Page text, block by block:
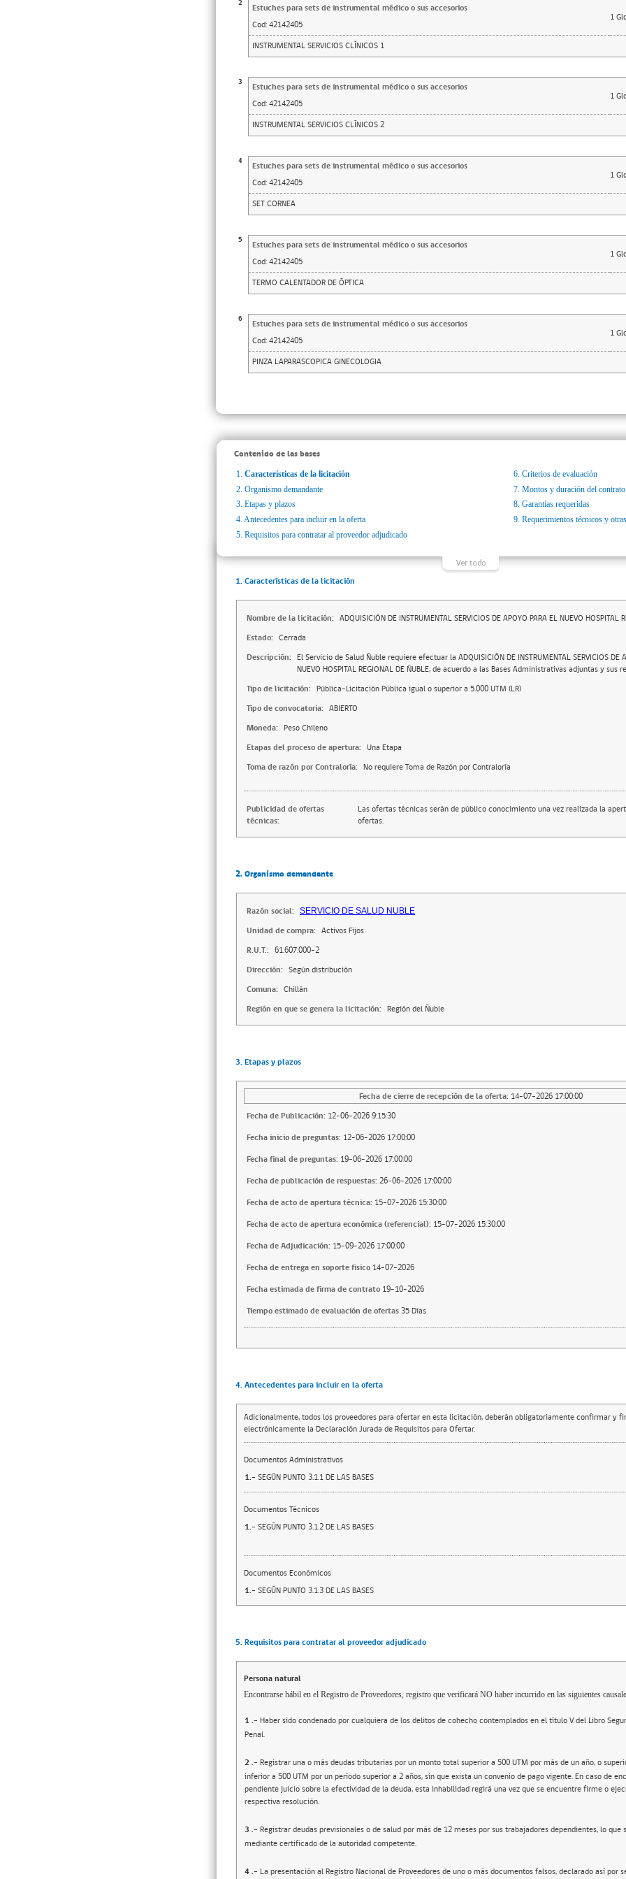
2 Estuches para sets de instrumental médico o sus accesorios
1
Cod: 42142405
INSTRUMENTAL SERVICIOS CLÍNICOS 1
3 Estuches para sets de instrumental médico o sus accesorios
1
Cod: 42142405
INSTRUMENTAL SERVICIOS CLÍNICOS 2
4 Estuches para sets de instrumental médico o sus accesorios
1
Cod: 42142405
SET CORNEA
5 Estuches para sets de instrumental médico o sus accesorios
1
Cod: 42142405
TERMO CALENTADOR DE ÓPTICA
6 Estuches para sets de instrumental médico o sus accesorios
1
Cod: 42142405
PINZA LAPARASCOPICA GINECOLOGIA
Contenido de las bases
1. Características de la licitación
2. Organismo demandante
3. Etapas y plazos
4. Antecedentes para incluir en la oferta
5. Requisitos para contratar al proveedor adjudicado
6. Criterios de evaluación
7. Montos y duración del contrato
8. Garantías requeridas
9. Requerimientos técnicos y
1. Características de la licitación
Nombre de la licitación: ADQUISICIÓN DE INSTRUMENTAL SERVICIOS DE APOYO PARA EL NUEVO HOSPITAL
Estado: Cerrada
Descripción: El Servicio de Salud Ñuble requiere efectuar la ADQUISICIÓN DE INSTRUMENTAL SERVICIOS DE
NUEVO HOSPITAL REGIONAL DE ÑUBLE, de acuerdo a las Bases Administrativas adjuntas y sus
Tipo de licitación: Pública-Licitación Pública igual o superior a 5.000 UTM (LR)
Tipo de convocatoria: ABIERTO
Moneda: Peso Chileno
Etapas del proceso de apertura: Una Etapa
Toma de razón por Contraloría: No requiere Toma de Razón por Contraloría
Publicidad de ofertas
técnicas:
Las ofertas técnicas serán de público conocimiento una vez realizada la
ofertas.
2. Organismo demandante
Razón social: SERVICIO DE SALUD NUBLE
Unidad de compra: Activos Fijos
R.U.T.: 61.607.000-2
Dirección: Según distribución
Comuna: Chillán
Región en que se genera la licitación: Región del Ñuble
3. Etapas y plazos
Fecha de cierre de recepción de la oferta: 14-07-2026 17:00:00
Fecha de Publicación: 12-06-2026 9:15:30
Fecha inicio de preguntas: 12-06-2026 17:00:00
Fecha final de preguntas: 19-06-2026 17:00:00
Fecha de publicación de respuestas: 26-06-2026 17:00:00
Fecha de acto de apertura técnica: 15-07-2026 15:30:00
Fecha de acto de apertura económica (referencial): 15-07-2026 15:30:00
Fecha de Adjudicación: 15-09-2026 17:00:00
Fecha de entrega en soporte fisico 14-07-2026
Fecha estimada de firma de contrato 19-10-2026
Tiempo estimado de evaluación de ofertas 35 Días
4. Antecedentes para incluir en la oferta
Adicionalmente, todos los proveedores para ofertar en esta licitación, deberán obligatoriamente confirmar y
electrónicamente la Declaración Jurada de Requisitos para Ofertar.
Documentos Administrativos
1.- SEGÚN PUNTO 3.1.1 DE LAS BASES
Documentos Técnicos
1.- SEGÚN PUNTO 3.1.2 DE LAS BASES
Documentos Económicos
1.- SEGÚN PUNTO 3.1.3 DE LAS BASES
5. Requisitos para contratar al proveedor adjudicado
Persona natural
Encontrarse hábil en el Registro de Proveedores, registro que verificará NO haber incurrido en las siguientes
1.- Haber sido condenado por cualquiera de los delitos de cohecho contemplados en el título V del Libro
Penal.
2.- Registrar una o más deudas tributarias por un monto total superior a 500 UTM por más de un año, o
inferior a 500 UTM por un período superior a 2 años, sin que exista un convenio de pago vigente. En caso de
pendiente juicio sobre la efectividad de la deuda, esta inhabilidad regirá una vez que se encuentre firme o
respectiva resolución.
3 .- Registrar deudas previsionales o de salud por más de 12 meses por sus trabajadores dependientes, lo que
mediante certificado de la autoridad competente.
4.- La presentación al Registro Nacional de Proveedores de uno o más documentos falsos, declarado así por